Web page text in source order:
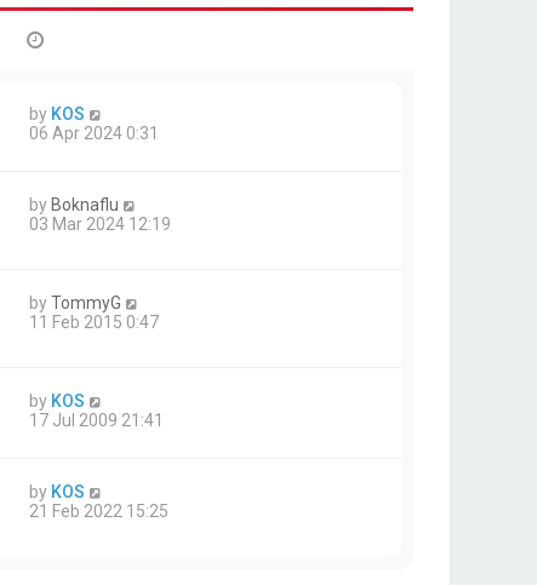
by KOS
06 Apr 2024 0:31
by Boknaflu
03 Mar 2024 12:19
byTommyG
11 Feb 2015 0:47
by KOS
17 Jul 2009 21:41
by KOS
21 Feb 2022 15:25